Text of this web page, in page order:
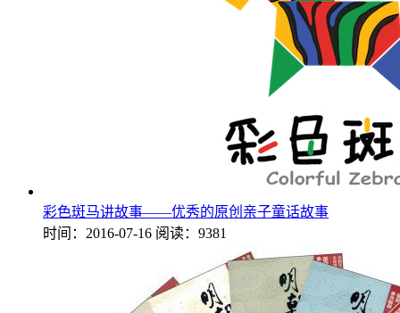
彩色斑马讲故事——优秀的原创亲子童话故事
时间：2016-07-16 阅读：9381